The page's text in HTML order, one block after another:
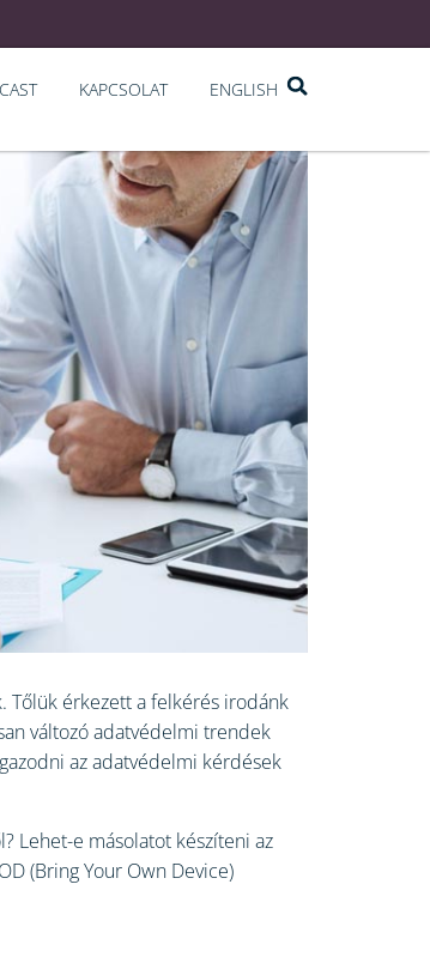
KAPCSOLAT ENGLISH
Tőlük érkezett a felkérés irodánk
változó adatvédelmi trendek
az adatvédelmi kérdések
Lehet-e másolatot készíteni az
(Bring Your Own Device)